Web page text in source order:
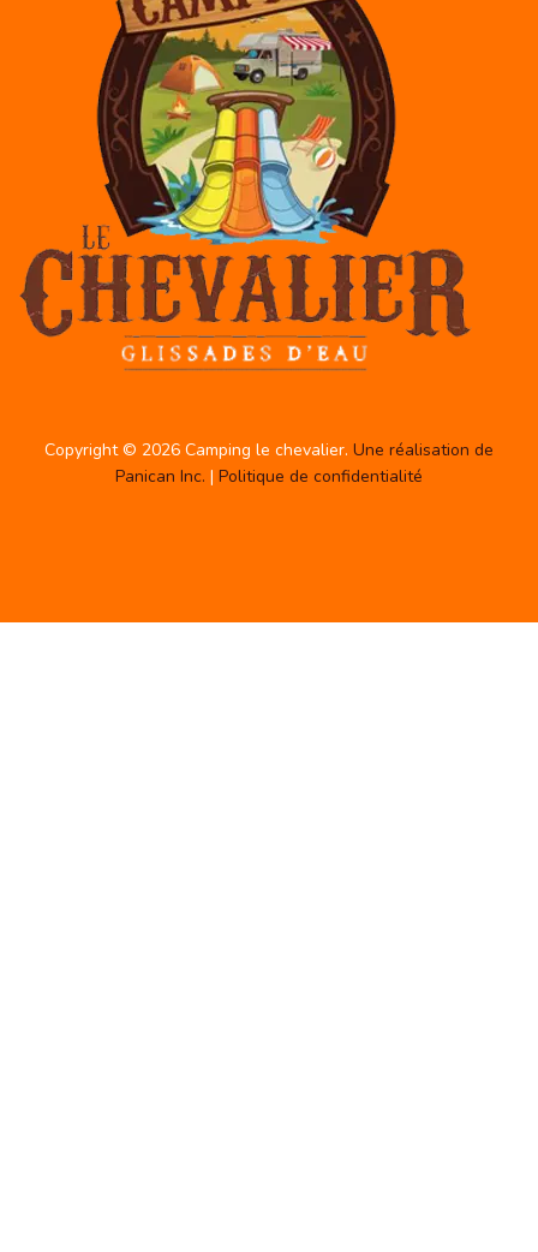
Copyright © 2026 Camping le chevalier. Une réalisation de
Panican Inc. | Politique de confidentialité